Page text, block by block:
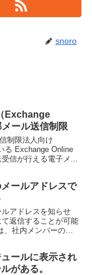
snoro
Exchange
ール送信制限
制限法人向け
る Exchange Online
信が行える電子メ...
ールアドレスで
アドレスを知らせ
返信することが可能
社内メンバーのみ
ールに表示され
がある。